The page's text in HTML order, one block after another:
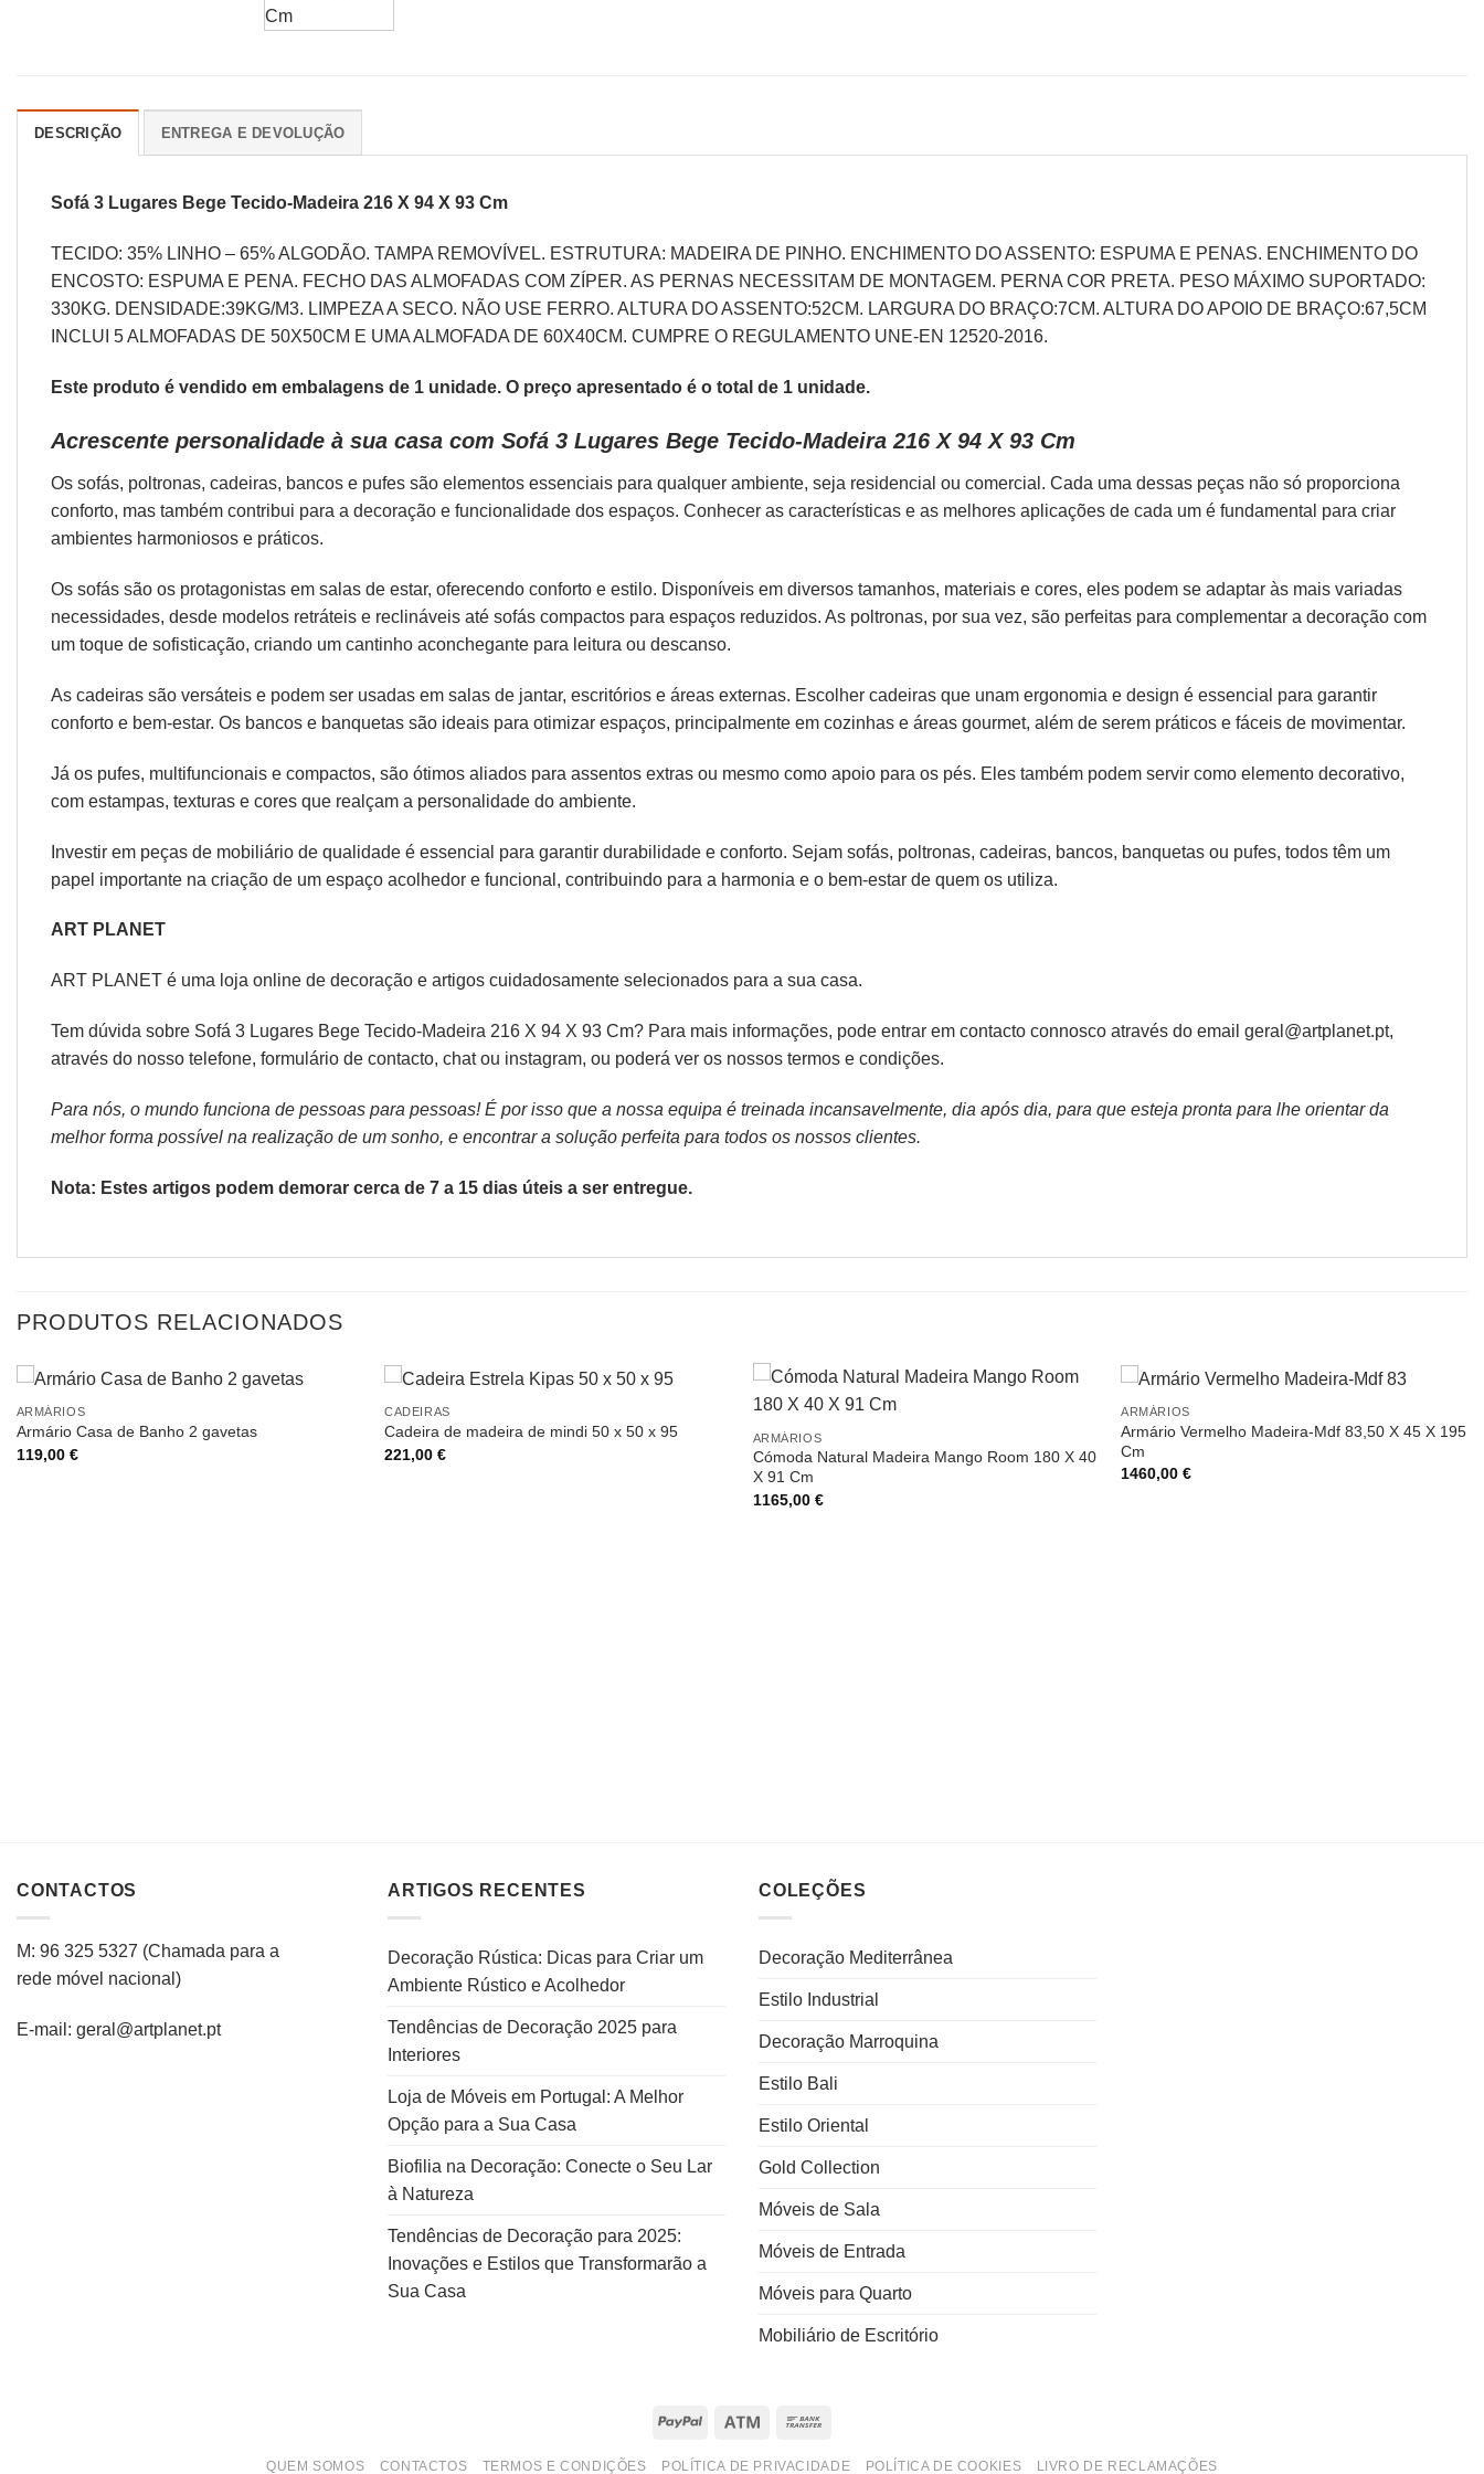
DESCRIÇÃO ENTREGA E DEVOLUÇÃO
Sofá 3 Lugares Bege Tecido-Madeira 216 X 94 X 93 Cm
TECIDO: 35% LINHO – 65% ALGODÃO. TAMPA REMOVÍVEL. ESTRUTURA: MADEIRA DE PINHO. ENCHIMENTO DO ASSENTO: ESPUMA E PENAS. ENCHIMENTO DO
ENCOSTO: ESPUMA E PENA. FECHO DAS ALMOFADAS COM ZÍPER. AS PERNAS NECESSITAM DE MONTAGEM. PERNA COR PRETA. PESO MÁXIMO SUPORTADO:
330KG. DENSIDADE:39KG/M3. LIMPEZA A SECO. NÃO USE FERRO. ALTURA DO ASSENTO:52CM. LARGURA DO BRAÇO:7CM. ALTURA DO APOIO DE BRAÇO:67,5CM
INCLUI 5 ALMOFADAS DE 50X50CM E UMA ALMOFADA DE 60X40CM. CUMPRE O REGULAMENTO UNE-EN 12520-2016.
Este produto é vendido em embalagens de 1 unidade. O preço apresentado é o total de 1 unidade.
Acrescente personalidade à sua casa com Sofá 3 Lugares Bege Tecido-Madeira 216 X 94 X 93 Cm
Os sofás, poltronas, cadeiras, bancos e pufes são elementos essenciais para qualquer ambiente, seja residencial ou comercial. Cada uma dessas peças não só proporciona
conforto, mas também contribui para a decoração e funcionalidade dos espaços. Conhecer as características e as melhores aplicações de cada um é fundamental para criar
ambientes harmoniosos e práticos.
Os sofás são os protagonistas em salas de estar, oferecendo conforto e estilo. Disponíveis em diversos tamanhos, materiais e cores, eles podem se adaptar às mais variadas
necessidades, desde modelos retráteis e reclináveis até sofás compactos para espaços reduzidos. As poltronas, por sua vez, são perfeitas para complementar a decoração com
um toque de sofisticação, criando um cantinho aconchegante para leitura ou descanso.
As cadeiras são versáteis e podem ser usadas em salas de jantar, escritórios e áreas externas. Escolher cadeiras que unam ergonomia e design é essencial para garantir
conforto e bem-estar. Os bancos e banquetas são ideais para otimizar espaços, principalmente em cozinhas e áreas gourmet, além de serem práticos e fáceis de movimentar.
Já os pufes, multifuncionais e compactos, são ótimos aliados para assentos extras ou mesmo como apoio para os pés. Eles também podem servir como elemento decorativo,
com estampas, texturas e cores que realçam a personalidade do ambiente.
Investir em peças de mobiliário de qualidade é essencial para garantir durabilidade e conforto. Sejam sofás, poltronas, cadeiras, bancos, banquetas ou pufes, todos têm um
papel importante na criação de um espaço acolhedor e funcional, contribuindo para a harmonia e o bem-estar de quem os utiliza.
ART PLANET
ART PLANET é uma loja online de decoração e artigos cuidadosamente selecionados para a sua casa.
Tem dúvida sobre Sofá 3 Lugares Bege Tecido-Madeira 216 X 94 X 93 Cm? Para mais informações, pode entrar em contacto connosco através do email geral@artplanet.pt,
através do nosso telefone, formulário de contacto, chat ou instagram, ou poderá ver os nossos termos e condições.
Para nós, o mundo funciona de pessoas para pessoas! É por isso que a nossa equipa é treinada incansavelmente, dia após dia, para que esteja pronta para lhe orientar da
melhor forma possível na realização de um sonho, e encontrar a solução perfeita para todos os nossos clientes.
Nota: Estes artigos podem demorar cerca de 7 a 15 dias úteis a ser entregue.
PRODUTOS RELACIONADOS
ARMÁRIOS
Armário Casa de Banho 2 gavetas
119,00 €
CADEIRAS
Cadeira de madeira de mindi 50 x 50 x 95
221,00€
ARMÁRIOS
Cómoda Natural Madeira Mango Room 180 X 40
X 91 Cm
1165,00 €
ARMÁRIOS
Armário Vermelho Madeira-Mdf 83,50 X 45 X 195
Cm
1460,00€
CONTACTOS
M: 96 325 5327 (Chamada para a
rede móvel nacional )
E-mail: geral@artplanet.pt
ARTIGOS RECENTES
Decoração Rústica: Dicas para Criar um
Ambiente Rústico e Acolhedor
Tendências de Decoração 2025 para
Interiores
Loja de Móveis em Portugal: A Melhor
Opção para a Sua Casa
Biofilia na Decoração: Conecte o Seu Lar
à Natureza
Tendências de Decoração para 2025:
Inovações e Estilos que Transformarão a
Sua Casa
COLEÇÕES
Decoração Mediterrânea
Estilo Industrial
Decoração Marroquina
Estilo Bali
Estilo Oriental
Gold Collection
Móveis de Sala
Móveis de Entrada
Móveis para Quarto
Mobiliário de Escritório
PayPal Atm
QUEM SOMOS CONTACTOS TERMOS E CONDIÇÕES POLÍTICA DE PRIVACIDADE POLÍTICA DE COOKIES LIVRO DE RECLAMAÇÕES